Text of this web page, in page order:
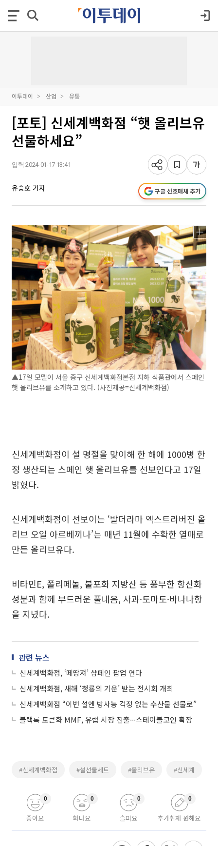
이투데이 산업 유통
[포토] 신세계백화점 “햇 올리브유
선물하세요”
입력 2024-01-17 13:41
유승호 기자 구글 선호매체 추가
▲17일 모델이 서울 중구 신세계백화점본점 지하 식품관에서 스페인
햇 올리브유를 소개하고 있다. (사진제공=신세계백화점)
신세계백화점이 설 명절을 맞이해 한 해에 1000병 한
정 생산되는 스페인 햇 올리브유를 선보인다고 17일
밝혔다.
신세계백화점이 선보이는 ‘발더라마 엑스트라버진 올
리브 오일 아르베끼나’는 매년 11월에 수확한 열매로
만든 올리브유다.
비타민E, 폴리페놀, 불포화 지방산 등 풍부한 항산화
성분과 함께 부드러운 풀내음, 사과·토마토·바나나향
을 지녔다.
관련 뉴스
신세계백화점, ‘떼땅져’ 샴페인 팝업 연다
신세계백화점, 새해 ‘청룡의 기운’ 받는 전시회 개최
신세계백화점 “이번 설엔 방사능 걱정 없는 수산물 선물로”
블랙록 토큰화 MMF, 유럽 시장 진출∙∙∙스테이블코인 확장
#신세계백화점 #설선물세트 #올리브유 #신세계
좋아요
0
화나요
0
슬퍼요
0
추가취재 원해요
0